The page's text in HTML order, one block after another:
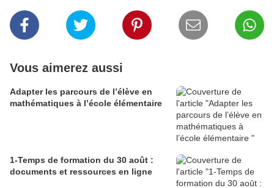
Vous aimerez aussi
Adapter les parcours de l’élève en
mathématiques à l’école élémentaire
1-Temps de formation du 30 août :
documents et ressources en ligne